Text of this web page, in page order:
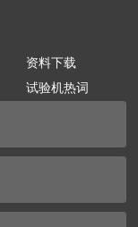
资料下载
试验机热词